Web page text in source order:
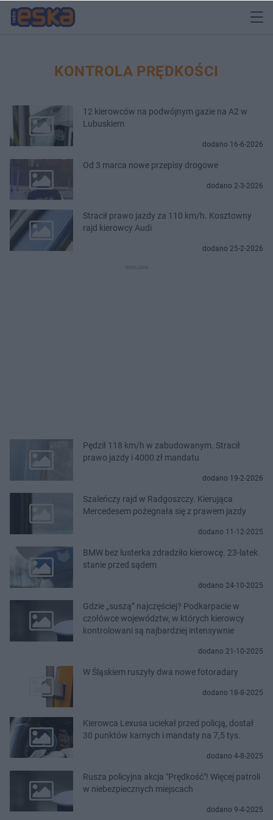
KONTROLA PRĘDKOŚCI
12 kierowców na podwójnym gazie na A2 w
Lubuskiem
dodano 16-6-2026
Od 3 marca nowe przepisy drogowe
dodano 2-3-2026
Stracił prawo jazdy za 110 km/h. Kosztowny
rajd kierowcy Audi
dodano 25-2-2026
Pędził 118 km/h w zabudowanym. Stracił
prawo jazdy i 4000 zł mandatu
dodano 19-2-2026
Szaleńczy rajd w Radgoszczy. Kierująca
Mercedesem pożegnała się z prawem jazdy
dodano 11-12-2025
BMW bez lusterka zdradziło kierowcę. 23-latek
stanie przed sądem
dodano 24-10-2025
Gdzie „suszą” najczęściej? Podkarpacie w
czołówce województw, w których kierowcy
kontrolowani są najbardziej intensywnie
dodano 21-10-2025
W Śląskiem ruszyły dwa nowe fotoradary
dodano 18-8-2025
Kierowca Lexusa uciekał przed policją, dostał
30 punktów karnych i mandaty na 7,5 tys.
dodano 4-8-2025
Rusza policyjna akcja "Prędkość"! Więcej patroli
w niebezpiecznych miejscach
dodano 9-4-2025